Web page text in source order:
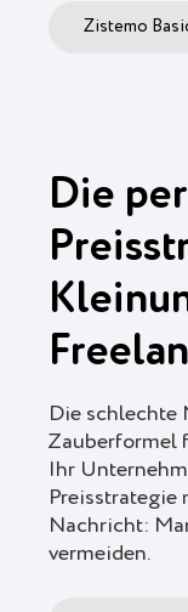
Zistemo
Die
Die schlechte
Zauberformel
Ihr
Preisstrategie
Nachricht:
vermeiden.